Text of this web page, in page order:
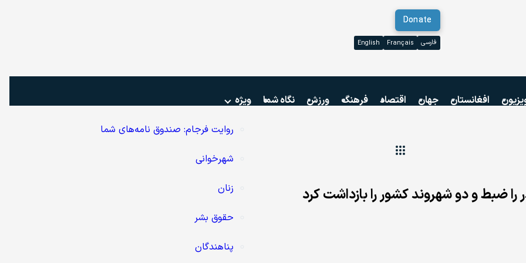
Donate
فارسی Français
English
افغانستان جهان اقتصاد فرهنگ ورزش نگاه شما ویژه‌
روایت فرجام: صندوق نامه‌های شما
شهرخوانی
زنان
حقوق بشر
پناهندگان
را ضبط و دو شهروند کشور را بازداشت کرد